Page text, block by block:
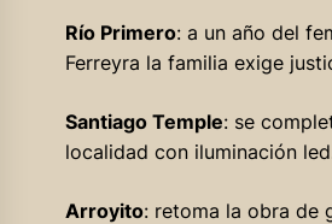
Río Primero: a un año del
Ferreyra la familia exige
Santiago Temple: se
localidad con iluminación
Arroyito: retoma la obra de